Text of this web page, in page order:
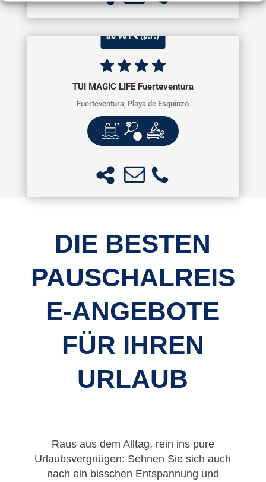
ab 981 € (p.P.)
TUI MAGIC LIFE Fuerteventura
Fuerteventura, Playa de Esquinzo
DIE BESTEN
PAUSCHALREIS
E-ANGEBOTE
FÜR IHREN
URLAUB
Raus aus dem Alltag, rein ins pure
Urlaubsvergnügen: Sehnen Sie sich auch
nach ein bisschen Entspannung und